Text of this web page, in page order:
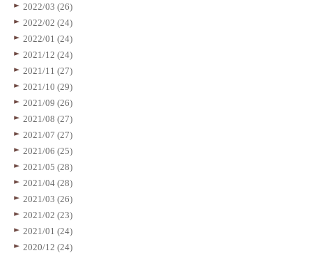
2022/03 (26)
2022/02 (24)
2022/01 (24)
2021/12 (24)
2021/11 (27)
2021/10 (29)
2021/09 (26)
2021/08 (27)
2021/07 (27)
2021/06 (25)
2021/05 (28)
2021/04 (28)
2021/03 (26)
2021/02 (23)
2021/01 (24)
2020/12 (24)